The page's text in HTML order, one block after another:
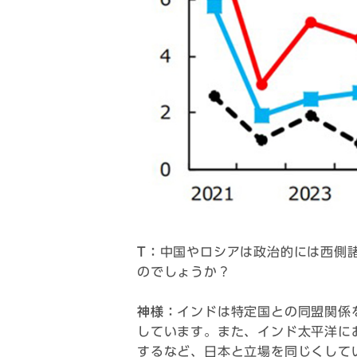
T： 中国やロシアは政治的には西側
のでしょうか？
神様： インドは特定国との同盟関
しています。また、インド太平洋
するなど、日本と立場を同じくして